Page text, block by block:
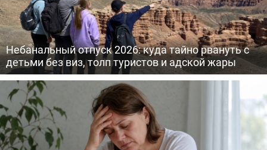
Небанальный отпуск 2026: куда тайно рвануть с
детьми без виз, толп туристов и адской жары